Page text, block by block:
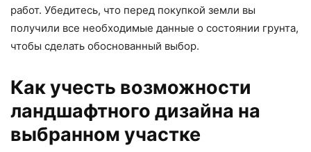
работ. Убедитесь, что перед покупкой земли вы
получили все необходимые данные о состоянии грунта,
чтобы сделать обоснованный выбор.
Как учесть возможности
ландшафтного дизайна на
выбранном участке